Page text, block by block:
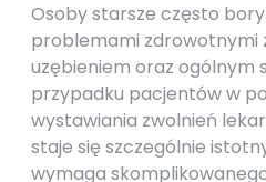
Osoby starsze często
problemami zdrowotnymi
uzębieniem oraz ogólnym
przypadku pacjentów w
wystawiania zwolnień
staje się szczególnie
wymaga